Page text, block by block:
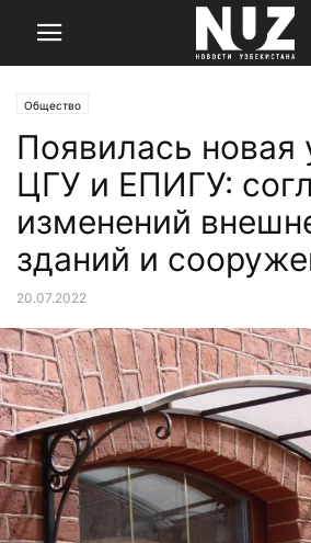
Общество
Появилась новая
ЦГУ и ЕПИГУ:
изменений
зданий и
20.07.2022